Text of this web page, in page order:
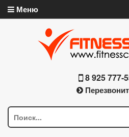
Меню
8 925 777-